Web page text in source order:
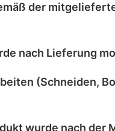
der
nach Lieferung
(Schneiden,
wurde nach der